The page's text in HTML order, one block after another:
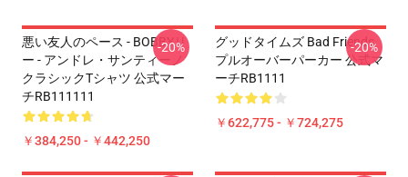
悪い友人のペース - BOBBYリ
ー - アンドレ・サンティーノ
クラシックTシャツ 公式マー
チRB111111
￥384,250 - ￥442,250
-20%
グッドタイムズ Bad Friends
プルオーバーパーカー 公式マ
ーチRB1111
￥622,775 - ￥724,275
-20%